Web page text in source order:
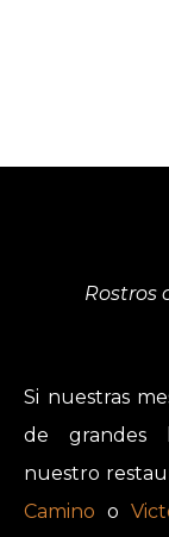
Rostros
Si nuestras
de grandes
nuestro
Camino o